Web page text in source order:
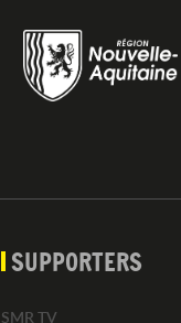
SUPPORTERS
SMR TV